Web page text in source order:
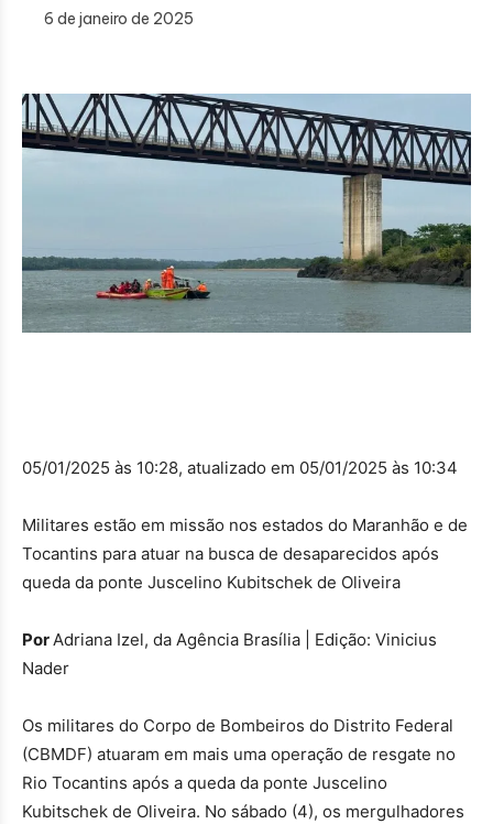
6 de janeiro de 2025
05/01/2025 às 10:28, atualizado em 05/01/2025 às 10:34
Militares estão em missão nos estados do Maranhão e de
Tocantins para atuar na busca de desaparecidos após
queda da ponte Juscelino Kubitschek de Oliveira
PorAdriana Izel, da Agência Brasília | Edição: Vinicius
Nader
Os militares do Corpo de Bombeiros do Distrito Federal
(CBMDF) atuaram em mais uma operação de resgate no
Rio Tocantins após a queda da ponte Juscelino
Kubitschek de Oliveira. No sábado (4), os mergulhadores